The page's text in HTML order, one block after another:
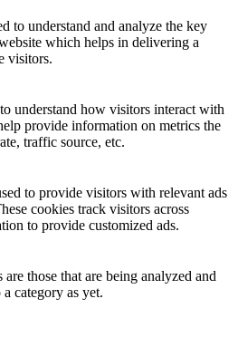
to understand and analyze the key
which helps in delivering a
visitors.
understand how visitors interact with
provide information on metrics the
traffic source, etc.
to provide visitors with relevant ads
cookies track visitors across
to provide customized ads.
those that are being analyzed and
category as yet.